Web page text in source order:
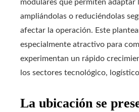
modulares que permiten adaptar
ampliándolas o reduciéndolas
afectar la operación. Este
especialmente atractivo para
experimentan un rápido
los sectores tecnológico,
La ubicación se